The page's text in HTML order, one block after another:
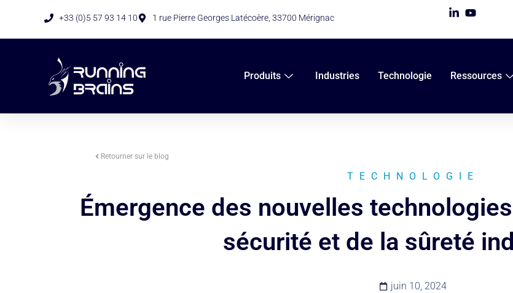
+33 (0)5 57 93 14 10 1 rue Pierre Georges Latécoère, 33700 Mérignac
Produits Industries Technologie Ressources
Retourner sur le blog
TECHNOLOGIE
Émergence des nouvelles
sécurité et de la sûreté
juin 10, 2024